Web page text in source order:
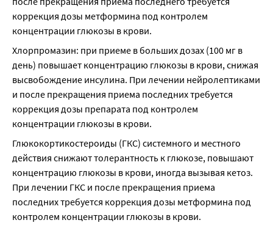
коррекция дозы метформина под контролем
концентрации глюкозы в крови.
Хлорпромазин: при приеме в больших дозах (100 мг в
день) повышает концентрацию глюкозы в крови, снижая
высвобождение инсулина. При лечении нейролептиками
и после прекращения приема последних требуется
коррекция дозы препарата под контролем
концентрации глюкозы в крови.
Глюкокортикостероиды (ГКС) системного и местного
действия снижают толерантность к глюкозе, повышают
концентрацию глюкозы в крови, иногда вызывая кетоз.
При лечении ГКС и после прекращения приема
последних требуется коррекция дозы метформина под
контролем концентрации глюкозы в крови.